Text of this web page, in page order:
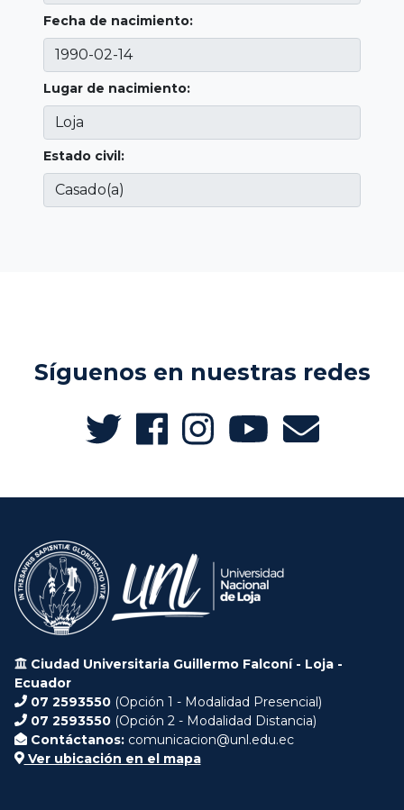
Fecha de nacimiento:
Lugar de nacimiento:
Estado civil:
Síguenos en nuestras redes
Ciudad Universitaria Guillermo Falconí - Loja -
Ecuador
07 2593550 (Opción 1 - Modalidad Presencial)
07 2593550 (Opción 2 - Modalidad Distancia)
Contáctanos: comunicacion@unl.edu.ec
Ver ubicación en el mapa